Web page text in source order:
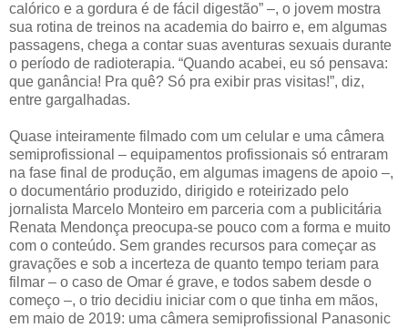
calórico e a gordura é de fácil digestão” –, o jovem mostra
sua rotina de treinos na academia do bairro e, em algumas
passagens, chega a contar suas aventuras sexuais durante
o período de radioterapia. “Quando acabei, eu só pensava:
que ganância! Pra quê? Só pra exibir pras visitas!”, diz,
entre gargalhadas.
Quase inteiramente filmado com um celular e uma câmera
semiprofissional – equipamentos profissionais só entraram
na fase final de produção, em algumas imagens de apoio –,
o documentário produzido, dirigido e roteirizado pelo
jornalista Marcelo Monteiro em parceria com a publicitária
Renata Mendonça preocupa-se pouco com a forma e muito
com o conteúdo. Sem grandes recursos para começar as
gravações e sob a incerteza de quanto tempo teriam para
filmar – o caso de Omar é grave, e todos sabem desde o
começo –, o trio decidiu iniciar com o que tinha em mãos,
em maio de 2019: uma câmera semiprofissional Panasonic